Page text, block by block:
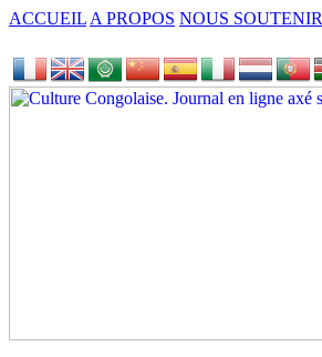
ACCUEIL A PROPOS NOUS SOUTENIR